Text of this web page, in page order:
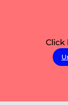
Click